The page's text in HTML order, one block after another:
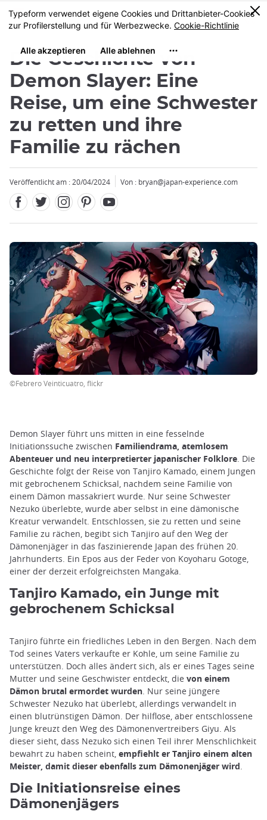
Größe
MENU
0
Die Geschichte von
Demon Slayer: Eine
Reise, um eine Schwester
zu retten und ihre
Familie zu rächen
Veröffentlicht am : 20/04/2024 Von : bryan@japan-experience.com
©Febrero Veinticuatro, flickr
Demon Slayer führt uns mitten in eine fesselnde
Initiationssuche zwischen Familiendrama, atemlosem
Abenteuer und neu interpretierter japanischer Folklore . Die
Geschichte folgt der Reise von Tanjiro Kamado, einem Jungen
mit gebrochenem Schicksal, nachdem seine Familie von
einem Dämon massakriert wurde. Nur seine Schwester
Nezuko überlebte, wurde aber selbst in eine dämonische
Kreatur verwandelt. Entschlossen, sie zu retten und seine
Familie zu rächen, begibt sich Tanjiro auf den Weg der
Dämonenjäger in das faszinierende Japan des frühen 20.
Jahrhunderts. Ein Epos aus der Feder von Koyoharu Gotoge,
einer der derzeit erfolgreichsten Mangaka.
Tanjiro Kamado, ein Junge mit
gebrochenem Schicksal
Tanjiro führte ein friedliches Leben in den Bergen. Nach dem
Tod seines Vaters verkaufte er Kohle, um seine Familie zu
unterstützen. Doch alles ändert sich, als er eines Tages seine
Mutter und seine Geschwister entdeckt, die von einem
Dämon brutal ermordet wurden . Nur seine jüngere
Schwester Nezuko hat überlebt, allerdings verwandelt in
einen blutrünstigen Dämon. Der hilflose, aber entschlossene
Junge kreuzt den Weg des Dämonenvertreibers Giyu. Als
dieser sieht, dass Nezuko sich einen Teil ihrer Menschlichkeit
bewahrt zu haben scheint, empfiehlt er Tanjiro einem alten
Meister, damit dieser ebenfalls zum Dämonenjäger wird
Die Initiationsreise eines
Dämonenjägers
Schließen